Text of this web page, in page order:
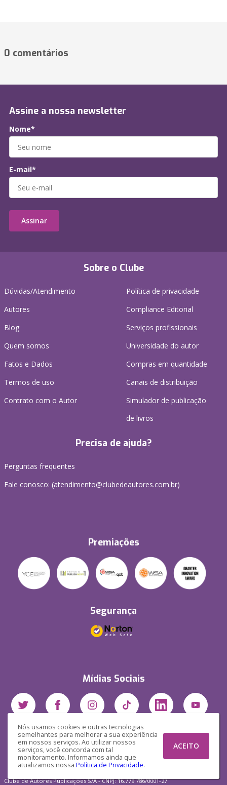
Nós usamos cookies e outras tecnologias
semelhantes para melhorar a sua experiência
em nossos serviços. Ao utilizar nossos
serviços, você concorda com tal
monitoramento. Informamos ainda que
atualizamos nossa Política de Privacidade.
ACEITO
0 comentários
Sobre o Clube
Dúvidas/Atendimento
Autores
Blog
Quem somos
Fatos e Dados
Termos de uso
Contrato com o Autor
Política de privacidade
Compliance Editorial
Serviços profissionais
Universidade do autor
Compras em quantidade
Canais de distribuição
Simulador de publicação
de livros
Precisa de ajuda?
Perguntas frequentes
Fale conosco: (atendimento@clubedeautores.com.br)
Premiações
Segurança
Mídias Sociais
Assine a nossa newsletter
Nome*
E-mail*
Assinar
Clube de Autores Publicações S/A - CNPJ: 16.779.786/0001-27